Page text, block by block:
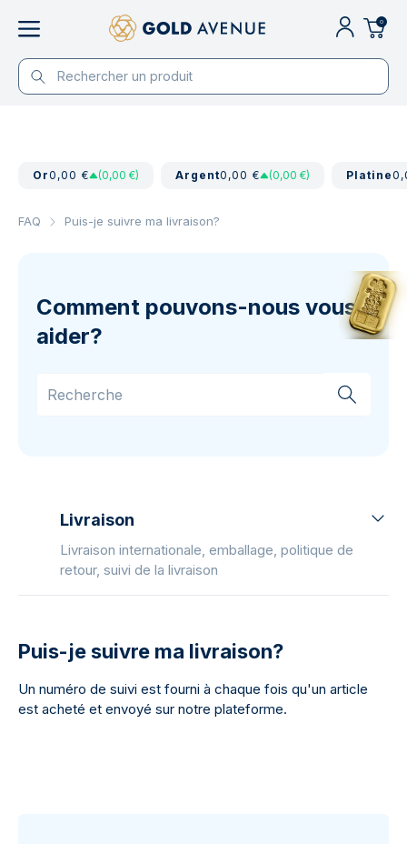
0
Or0,00 € (0,00 €) Argent0,00 € (0,00 €) Platine
FAQ Puis-je suivre ma livraison?
Comment pouvons-nous vous
aider?
Livraison
Livraison internationale, emballage, politique de
retour, suivi de la livraison
Puis-je suivre ma livraison?
Un numéro de suivi est fourni à chaque fois qu'un article
est acheté et envoyé sur notre plateforme.